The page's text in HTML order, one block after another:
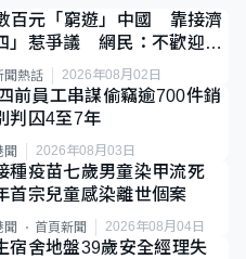
百元「窮遊」中國 靠接濟
」惹爭議 網民：不歡迎劣
聞熱話 2026年08月02日
前員工串謀偷竊逾700件銷
囚4至7年
聞 2026年08月03日
種疫苗七歲男童染甲流死
宗兒童感染離世個案
聞 首頁新聞 2026年08月04日
宿舍地盤39歲安全經理失